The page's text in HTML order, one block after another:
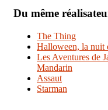
Du même
The Thing
Halloween, la nuit
Les Aventures de
Mandarin
Assaut
Starman